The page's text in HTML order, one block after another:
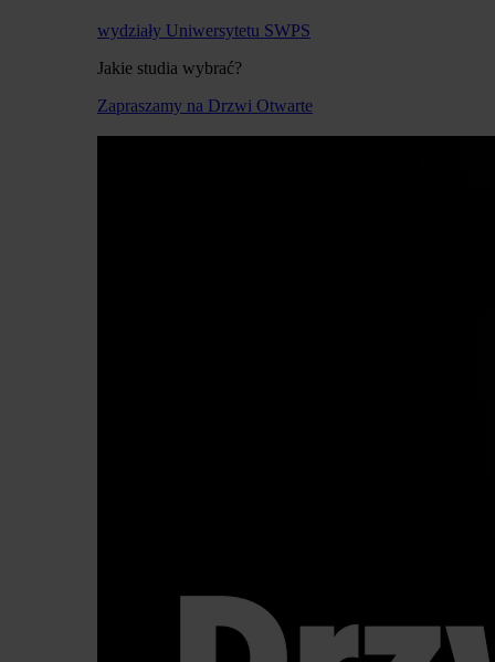
wydziały Uniwersytetu SWPS
Jakie studia wybrać?
Zapraszamy na Drzwi Otwarte